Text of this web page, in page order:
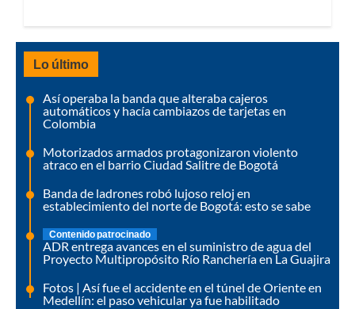
Lo último
Así operaba la banda que alteraba cajeros
automáticos y hacía cambiazos de tarjetas en
Colombia
Motorizados armados protagonizaron violento
atraco en el barrio Ciudad Salitre de Bogotá
Banda de ladrones robó lujoso reloj en
establecimiento del norte de Bogotá: esto se sabe
Contenido patrocinado
ADR entrega avances en el suministro de agua del
Proyecto Multipropósito Río Ranchería en La Guajira
Fotos | Así fue el accidente en el túnel de Oriente en
Medellín: el paso vehicular ya fue habilitado